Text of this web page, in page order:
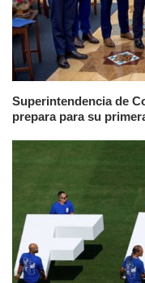
Superintendencia de
prepara para su